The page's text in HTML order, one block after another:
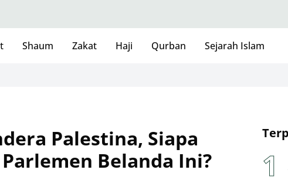
Shaum Zakat Haji Qurban Sejarah Islam
Palestina, Siapa
Belanda Ini?